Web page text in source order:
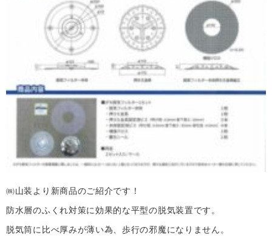
㈱山装より新商品のご紹介です！
防水層のふくれ対策に効果的な平型の脱気装置です。
脱気筒に比べ厚みが薄い為、歩行の邪魔になりません。